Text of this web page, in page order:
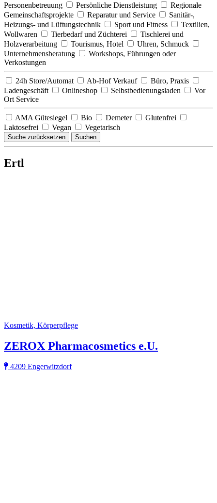
Personenbetreuung
Persönliche Dienstleistung
Regionale
Gemeinschaftsprojekte
Reparatur und Service
Sanitär-,
Heizungs- und Lüftungstechnik
Sport und Fitness
Textilien,
Wollwaren
Tierbedarf und Züchterei
Tischlerei und
Holzverarbeitung
Tourismus, Hotel
Uhren, Schmuck
Unternehmensberatung
Workshops, Führungen oder
Verkostungen
24h Store/Automat Ab-Hof Verkauf
Büro, Praxis
Ladengeschäft
Onlineshop Selbstbedienungsladen
Vor
Ort Service
AMA Gütesiegel Bio Demeter
Glutenfrei
Laktosefrei
Vegan Vegetarisch
Suche zurücksetzen Suchen
Ertl
Kosmetik, Körperpflege
ZEROX Pharmacosmetics e.U.
4209 Engerwitzdorf